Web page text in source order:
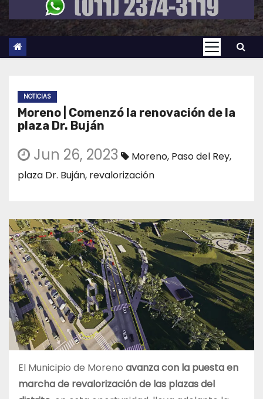
NOTICIAS
Moreno | Comenzó la renovación de la
plaza Dr. Buján
Jun 26, 2023 Moreno, Paso del Rey,
plaza Dr. Buján, revalorización
El Municipio de Moreno avanza con la puesta en
marcha de revalorización de las plazas del